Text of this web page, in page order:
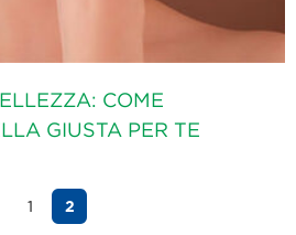
COME
GIUSTA PER TE
1 2